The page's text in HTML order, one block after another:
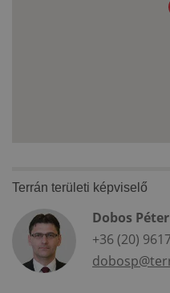
Terrán területi képviselő
Dobos Péter
+36 (20)